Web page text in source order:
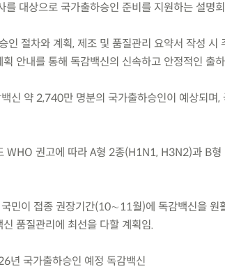
를 대상으로 국가출하승인 준비를 지원하는 설명
인 절차와 계획, 제조 및 품질관리 요약서 작성
획 안내를 통해 독감백신의 신속하고 안정적인 출
신 약 2,740만 명분의 국가출하승인이 예상되며
WHO 권고에 따라 A형 2종(H1N1, H3N2)과 B
민이 접종 권장기간(10∼11월)에 독감백신을 원
신 품질관리에 최선을 다할 계획임.
년 국가출하승인 예정 독감백신